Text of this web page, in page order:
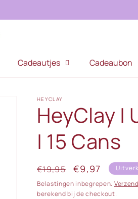
Cadeautjes Cadeaubon
HEYCLAY
HeyClay |
| 15 Cans
Normale
prijs
€19,95 €9,97
Belastingen inbegrepen.
berekend bij de checkout.